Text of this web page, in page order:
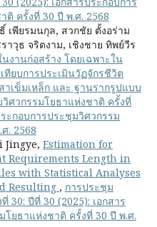
ติ ครั้งที่ 30 ปี พ.ศ. 2568
พียรมนกุล, สวกชัย ตั้งอร่าม
วุธ จริตงาม, เชิงชาย ทิพย์วีร
งานก่อสร้าง โดยเฉพาะใน
ทียบการประเมินวัฏจักรชีวิต
าเข็มเหล็ก และ ฐานรากรูปแบบ
ศวกรรมโยธาแห่งชาติ ครั้งที่
ะกอบการประชุมวิศวกรรม
. 2568
Jingye, Estimation for
Requirements Length in
with Statistical Analyses
Resulting , การประชุม
30: ปีที่ 30 (2025): เอกสาร
ยธาแห่งชาติ ครั้งที่ 30 ปี พ.ศ.